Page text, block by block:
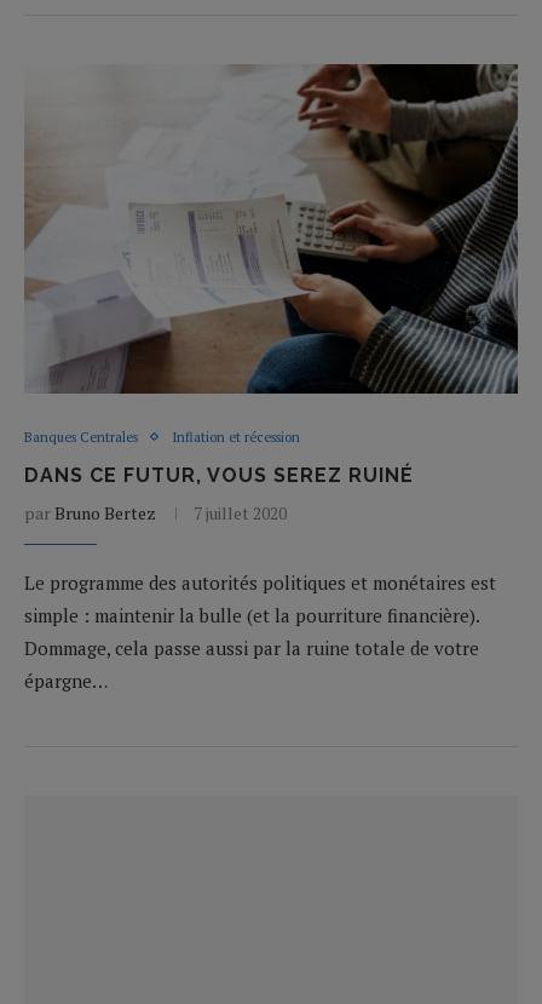
Banques Centrales Inflation et récession
DANS CE FUTUR, VOUS SEREZ RUINÉ
par Bruno Bertez 7 juillet 2020
Le programme des autorités politiques et monétaires est
simple : maintenir la bulle (et la pourriture financière).
Dommage, cela passe aussi par la ruine totale de votre
épargne…